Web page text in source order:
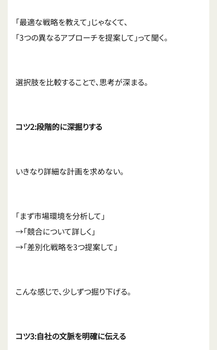
「最適な戦略を教えて」じゃなくて、
「3つの異なるアプローチを提案して」って聞く。
選択肢を比較することで、思考が深まる。
コツ2:段階的に深掘りする
いきなり詳細な計画を求めない。
「まず市場環境を分析して」
→「競合について詳しく」
→「差別化戦略を3つ提案して」
こんな感じで、少しずつ掘り下げる。
コツ3:自社の文脈を明確に伝える